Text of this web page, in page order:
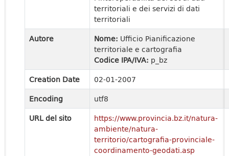
territoriali e dei servizi di dati
territoriali
Autore
Nome: Ufficio Pianificazione
territoriale e cartografia
Codice IPA/IVA: p_bz
Creation Date
02-01-2007
Encoding
utf8
URL del sito
https://www.provincia.bz.it/natura-
ambiente/natura-
territorio/cartografia-provinciale-
coordinamento-geodati.asp